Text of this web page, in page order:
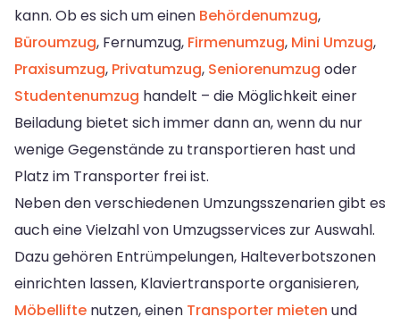
kann. Ob es sich um einen Behördenumzug,
Büroumzug, Fernumzug, Firmenumzug, Mini Umzug,
Praxisumzug, Privatumzug, Seniorenumzug oder
Studentenumzug handelt – die Möglichkeit einer
Beiladung bietet sich immer dann an, wenn du nur
wenige Gegenstände zu transportieren hast und
Platz im Transporter frei ist.
Neben den verschiedenen Umzungsszenarien gibt es
auch eine Vielzahl von Umzugsservices zur Auswahl.
Dazu gehören Entrümpelungen, Halteverbotszonen
einrichten lassen, Klaviertransporte organisieren,
Möbellifte nutzen, einen Transporter mieten und